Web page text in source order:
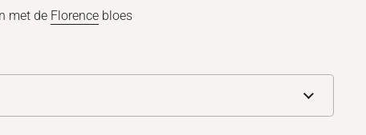
met de Florence bloes